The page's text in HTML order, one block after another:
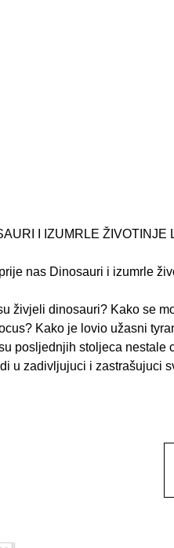
I IZUMRLE ŽIVOTINJE
nas Dinosauri i izumrle
živjeli dinosauri? Kako se
Kako je lovio užasni
posljednjih stoljeca nestale
u zadivljujuci i zastrašujuci